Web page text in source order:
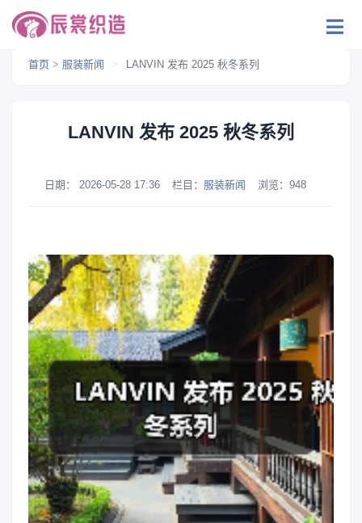
首页 > 服装新闻 > LANVIN 发布 2025 秋冬系列
LANVIN 发布 2025 秋冬系列
日期： 2026-05-28 17:36 栏目： 服装新闻 浏览： 948